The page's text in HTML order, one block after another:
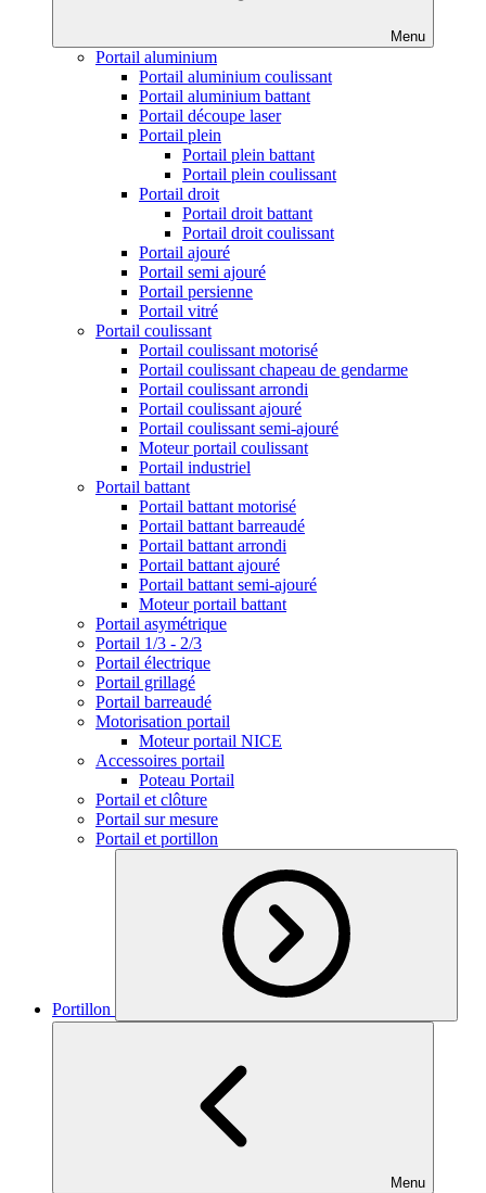
Menu
Portail aluminium
Portail aluminium coulissant
Portail aluminium battant
Portail découpe laser
Portail plein
Portail plein battant
Portail plein coulissant
Portail droit
Portail droit battant
Portail droit coulissant
Portail ajouré
Portail semi ajouré
Portail persienne
Portail vitré
Portail coulissant
Portail coulissant motorisé
Portail coulissant chapeau de gendarme
Portail coulissant arrondi
Portail coulissant ajouré
Portail coulissant semi-ajouré
Moteur portail coulissant
Portail industriel
Portail battant
Portail battant motorisé
Portail battant barreaudé
Portail battant arrondi
Portail battant ajouré
Portail battant semi-ajouré
Moteur portail battant
Portail asymétrique
Portail 1/3 - 2/3
Portail électrique
Portail grillagé
Portail barreaudé
Motorisation portail
Moteur portail NICE
Accessoires portail
Poteau Portail
Portail et clôture
Portail sur mesure
Portail et portillon
Portillon
Menu